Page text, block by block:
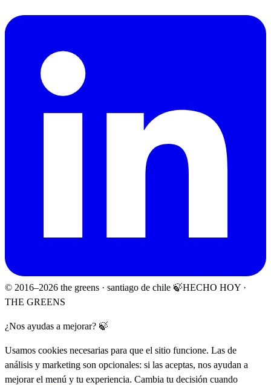
© 2016–2026 the greens · santiago de chile 🍃HECHO HOY ·
THE GREENS
¿Nos ayudas a mejorar? 🍃
Usamos cookies necesarias para que el sitio funcione. Las de
análisis y marketing son opcionales: si las aceptas, nos ayudan a
mejorar el menú y tu experiencia. Cambia tu decisión cuando